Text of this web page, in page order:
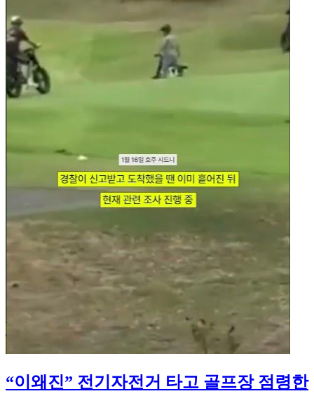
“이왜진” 전기자전거 타고 골프장 점령한